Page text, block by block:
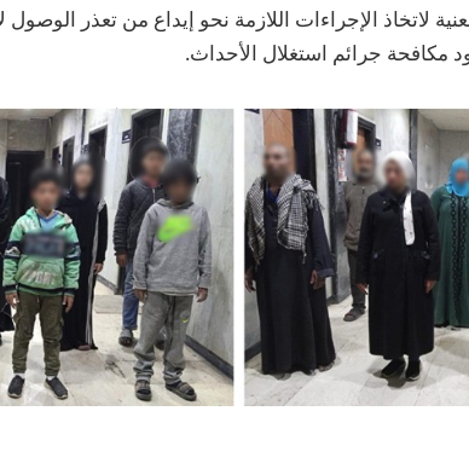
لاتخاذ الإجراءات اللازمة نحو إيداع من تعذر الوصول
مكافحة جرائم استغلال الأحداث.